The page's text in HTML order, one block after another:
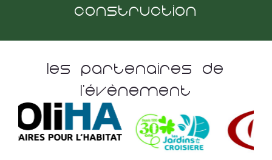
Construction
Les Partenaires De
L'évènement